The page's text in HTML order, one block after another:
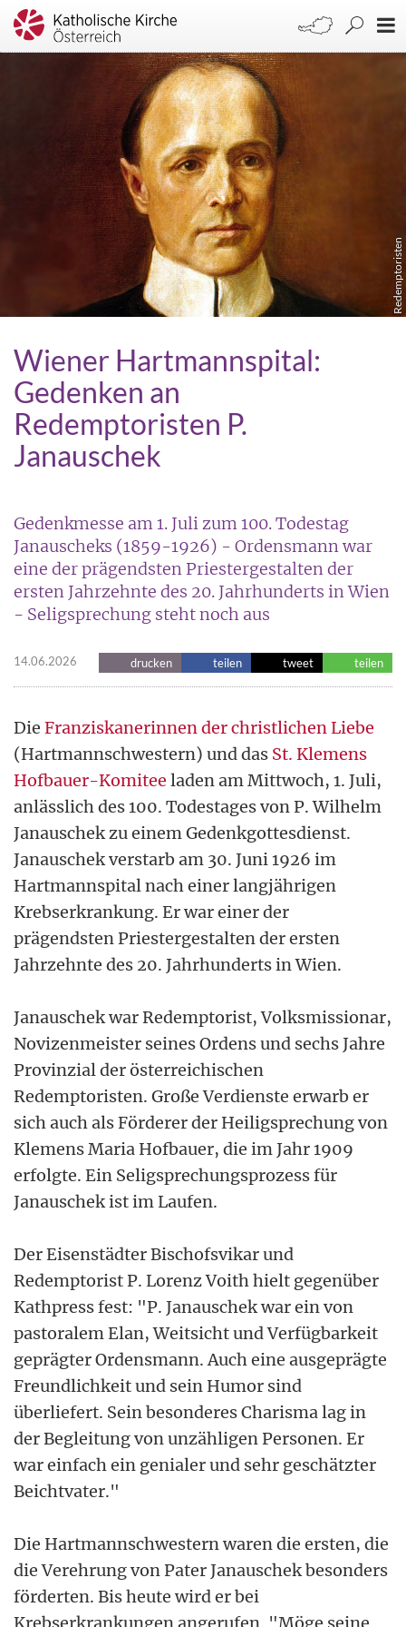
Redemptoristen
Wiener Hartmannspital:
Gedenken an
Redemptoristen P.
Janauschek
Gedenkmesse am 1. Juli zum 100. Todestag
Janauscheks (1859-1926) - Ordensmann war
eine der prägendsten Priestergestalten der
ersten Jahrzehnte des 20. Jahrhunderts in Wien
- Seligsprechung steht noch aus
14.06.2026 drucken teilen tweet teilen
Die Franziskanerinnen der christlichen Liebe
(Hartmannschwestern) und das St. Klemens
Hofbauer-Komitee laden am Mittwoch, 1. Juli,
anlässlich des 100. Todestages von P. Wilhelm
Janauschek zu einem Gedenkgottesdienst.
Janauschek verstarb am 30. Juni 1926 im
Hartmannspital nach einer langjährigen
Krebserkrankung. Er war einer der
prägendsten Priestergestalten der ersten
Jahrzehnte des 20. Jahrhunderts in Wien.
Janauschek war Redemptorist, Volksmissionar,
Novizenmeister seines Ordens und sechs Jahre
Provinzial der österreichischen
Redemptoristen. Große Verdienste erwarb er
sich auch als Förderer der Heiligsprechung von
Klemens Maria Hofbauer, die im Jahr 1909
erfolgte. Ein Seligsprechungsprozess für
Janauschek ist im Laufen.
Der Eisenstädter Bischofsvikar und
Redemptorist P. Lorenz Voith hielt gegenüber
Kathpress fest: "P. Janauschek war ein von
pastoralem Elan, Weitsicht und Verfügbarkeit
geprägter Ordensmann. Auch eine ausgeprägte
Freundlichkeit und sein Humor sind
überliefert. Sein besonderes Charisma lag in
der Begleitung von unzähligen Personen. Er
war einfach ein genialer und sehr geschätzter
Beichtvater."
Die Hartmannschwestern waren die ersten, die
die Verehrung von Pater Janauschek besonders
förderten. Bis heute wird er bei